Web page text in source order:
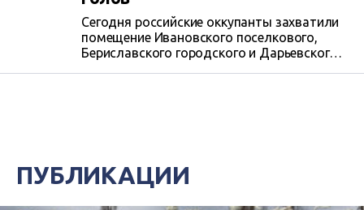
Сегодня российские оккупанты захватили
помещение Ивановского поселкового,
Бериславского городского и Дарьевского
ПУБЛИКАЦИИ